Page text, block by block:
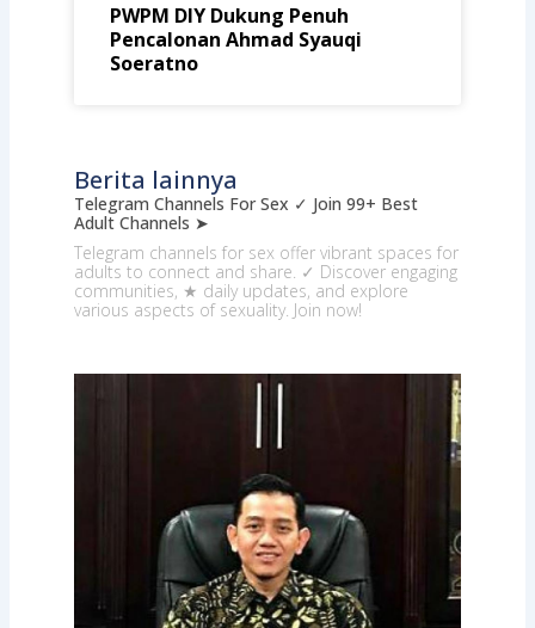
PWPM DIY Dukung Penuh
Pencalonan Ahmad Syauqi
Soeratno
Berita lainnya
Telegram Channels For Sex ✓ Join 99+ Best
Adult Channels ➤
Telegram channels for sex offer vibrant spaces for
adults to connect and share. ✓ Discover engaging
communities, ★ daily updates, and explore
various aspects of sexuality. Join now!